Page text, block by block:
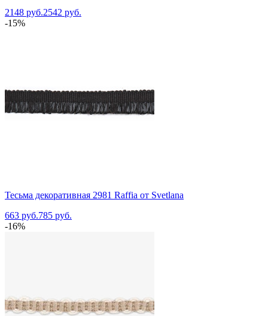
2148 руб.2542 руб.
-15%
Тесьма декоративная 2981 Raffia от Svetlana
663 руб.785 руб.
-16%